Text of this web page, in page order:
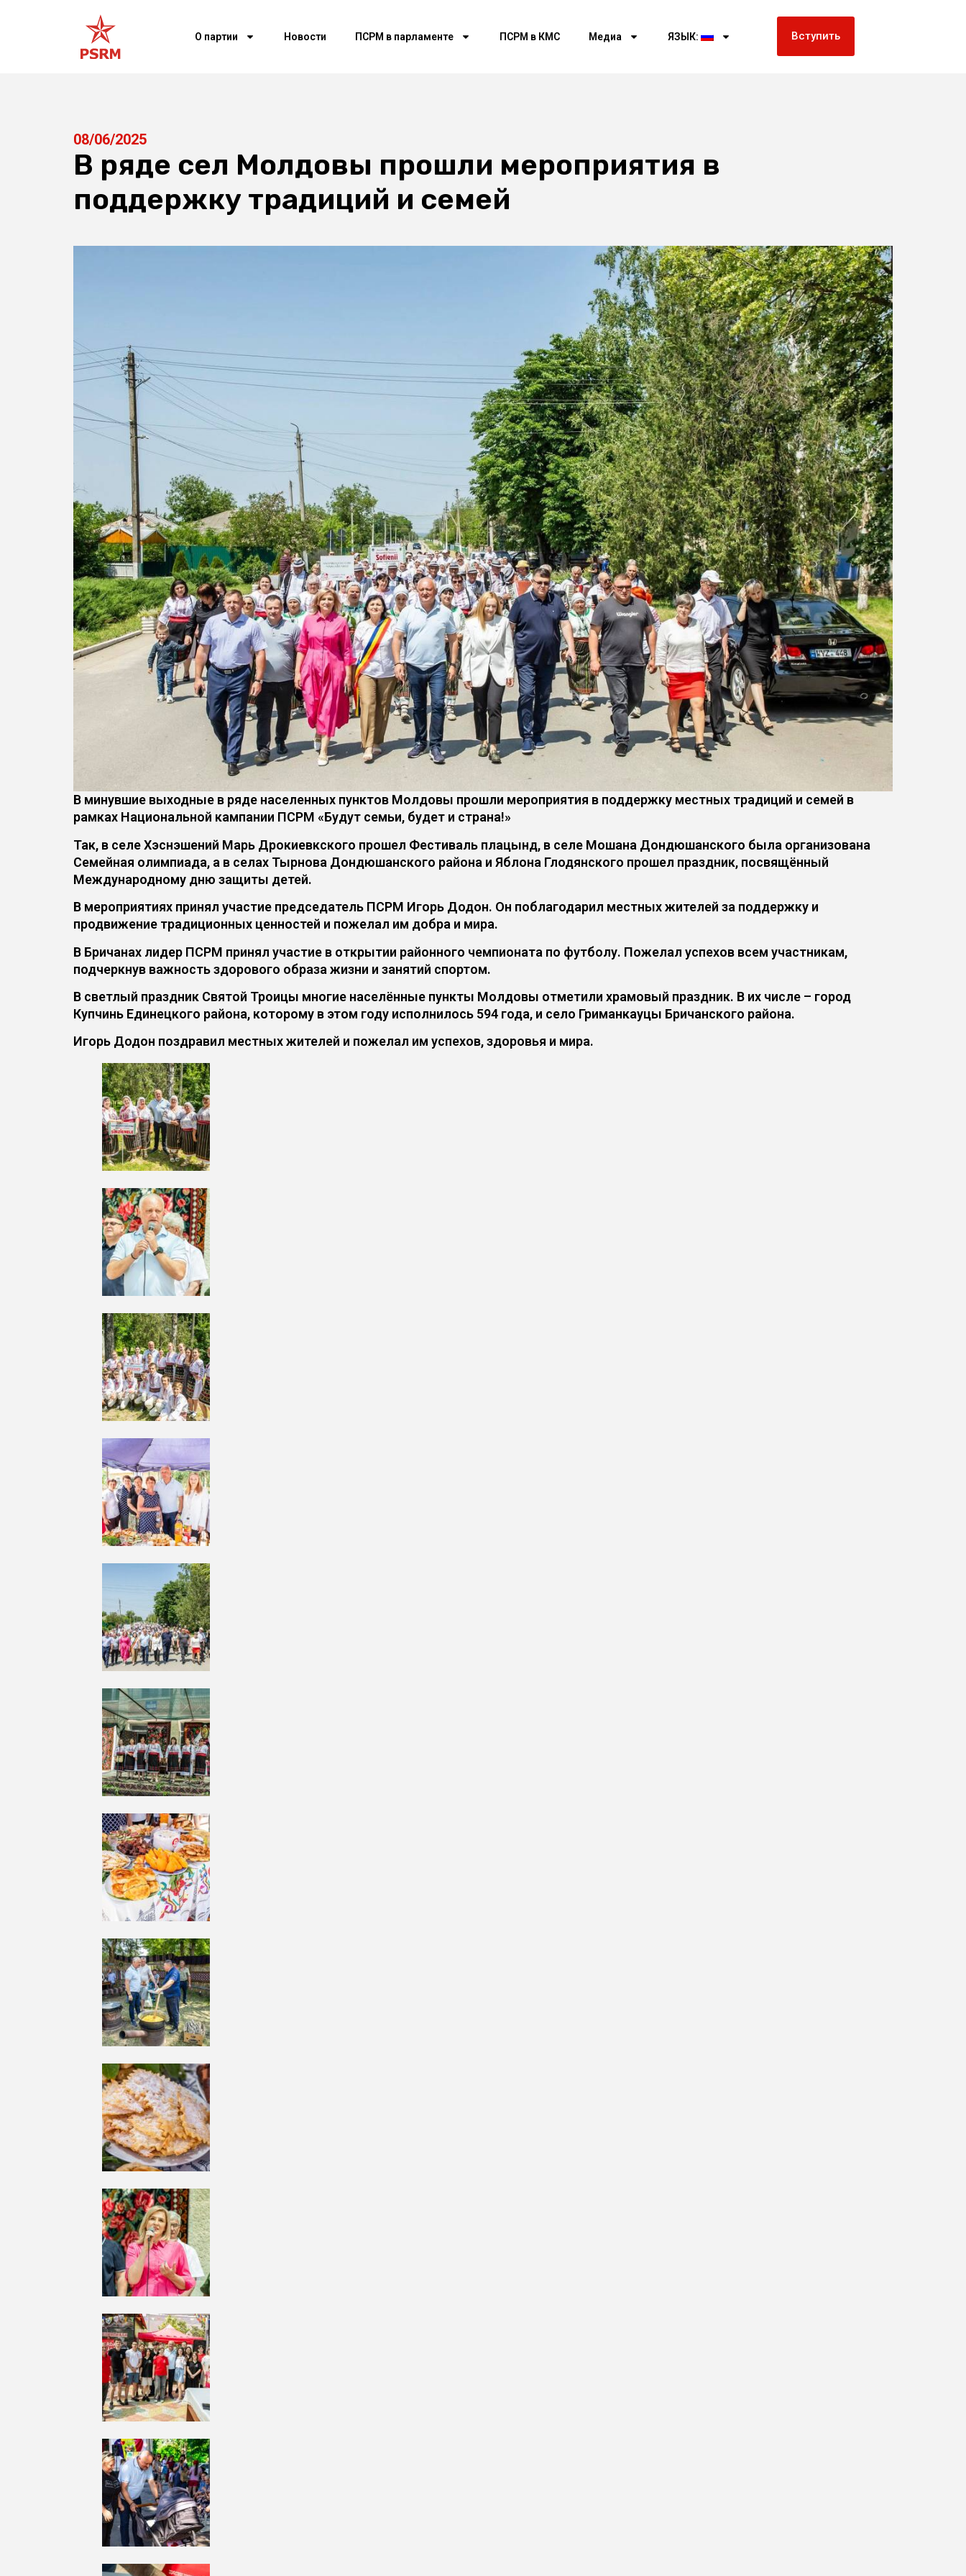
О партии Новости ПСРМ в парламенте ПСРМ в КМС Медиа ЯЗЫК: Вступить
08/06/2025
В ряде сел Молдовы прошли мероприятия в
поддержку традиций и семей
В минувшие выходные в ряде населенных пунктов Молдовы прошли мероприятия в поддержку местных традиций и семей в
рамках Национальной кампании ПСРМ «Будут семьи, будет и страна!»
Так, в селе Хэснэшений Марь Дрокиевкского прошел Фестиваль плацынд, в селе Мошана Дондюшанского была организована
Семейная олимпиада, а в селах Тырнова Дондюшанского района и Яблона Глодянского прошел праздник, посвящённый
Международному дню защиты детей.
В мероприятиях принял участие председатель ПСРМ Игорь Додон. Он поблагодарил местных жителей за поддержку и
продвижение традиционных ценностей и пожелал им добра и мира.
В Бричанах лидер ПСРМ принял участие в открытии районного чемпионата по футболу. Пожелал успехов всем участникам,
подчеркнув важность здорового образа жизни и занятий спортом.
В светлый праздник Святой Троицы многие населённые пункты Молдовы отметили храмовый праздник. В их числе – город
Купчинь Единецкого района, которому в этом году исполнилось 594 года, и село Гриманкауцы Бричанского района.
Игорь Додон поздравил местных жителей и пожелал им успехов, здоровья и мира.